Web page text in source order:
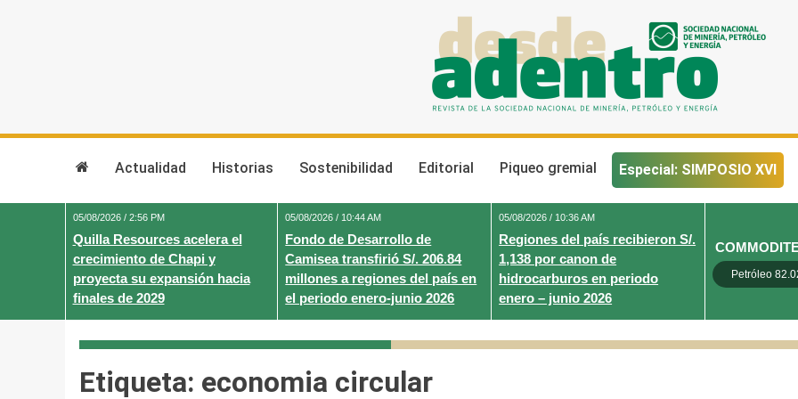
Actualidad Historias Sostenibilidad Editorial Piqueo gremial Especial: SIMPOSIO XVI
05/08/2026 / 2:56 PM
Quilla Resources acelera el
crecimiento de Chapi y
proyecta su expansión hacia
finales de 2029
05/08/2026 / 10:44 AM
Fondo de Desarrollo de
Camisea transfirió S/. 206.84
millones a regiones del país en
el periodo enero-junio 2026
05/08/2026 / 10:36 AM
Regiones del país recibieron S/.
1,138 por canon de
hidrocarburos en periodo
enero – junio 2026
Petróleo
Etiqueta: economia circular